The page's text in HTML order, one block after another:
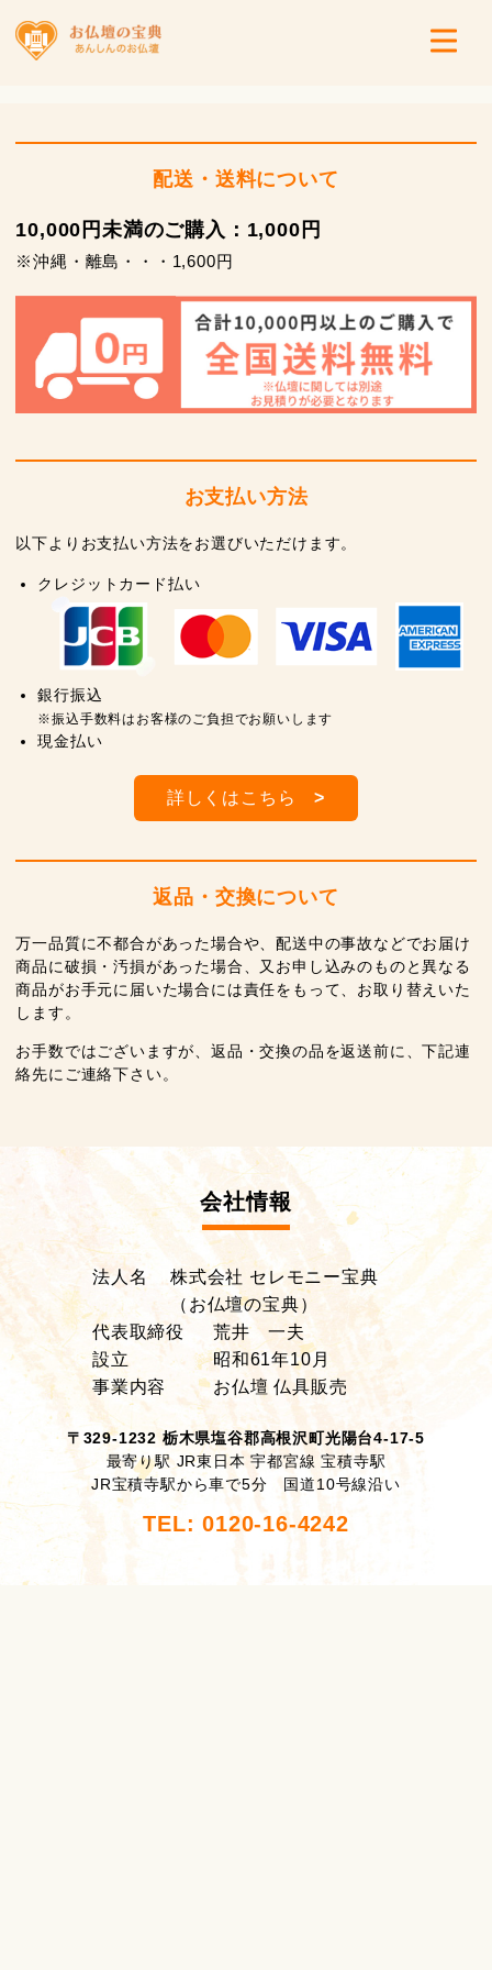
配送・送料について
10,000円未満のご購入：1,000円
※沖縄・離島・・・1,600円
お支払い方法
以下よりお支払い方法をお選びいただけます。
クレジットカード払い
銀行振込
※振込手数料はお客様のご負担でお願いします
現金払い
詳しくはこちら>
返品・交換について
万一品質に不都合があった場合や、配送中の事故などでお届け
商品に破損・汚損があった場合、又お申し込みのものと異なる
商品がお手元に届いた場合には責任をもって、お取り替えいた
します。
お手数ではございますが、返品・交換の品を返送前に、下記連
絡先にご連絡下さい。
会社情報
法人名
株式会社 セレモニー宝典
（お仏壇の宝典）
代表取締役
荒井 一夫
設立
昭和61年10月
事業内容
お仏壇 仏具販売
〒329-1232 栃木県塩谷郡高根沢町光陽台4-17-5
最寄り駅 JR東日本 宇都宮線 宝積寺駅
JR宝積寺駅から車で5分 国道10号線沿い
TEL: 0120-16-4242